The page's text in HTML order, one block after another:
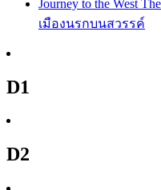
Journey to the West
เมืองนรกบนสวรรค์
D1
D2